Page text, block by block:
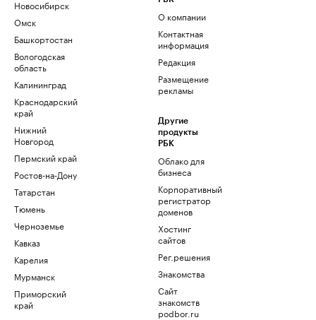
Новосибирск
Омск
Башкортостан
Вологодская
область
Калининград
Краснодарский
край
Нижний
Новгород
Пермский край
Ростов-на-Дону
Татарстан
Тюмень
Черноземье
Кавказ
Карелия
Мурманск
Приморский
край
О компании
Контактная
информация
Редакция
Размещение
рекламы
Другие
продукты
РБК
Облако для
бизнеса
Корпоративный
регистратор
доменов
Хостинг
сайтов
Рег.решения
Знакомства
Сайт
знакомств
podbor.ru